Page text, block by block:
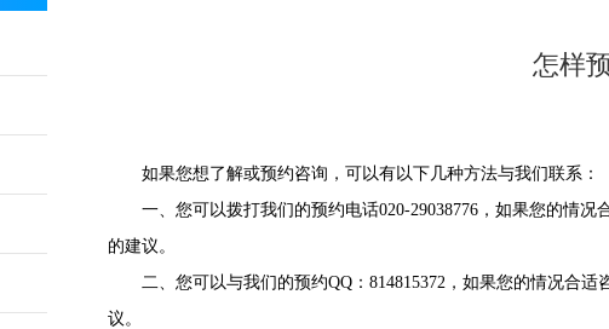
怎样
如果您想了解或预约咨询，可以有以下几种方法与我们联系：
一、您可以拨打我们的预约电话020-29038776 ，如果您的情况
的建议。
二、您可以与我们的预约QQ ： 814815372 ，如果您的情况合
议。